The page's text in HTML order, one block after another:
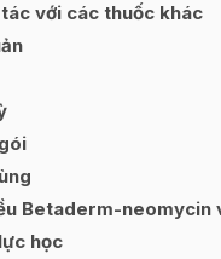
với các thuốc khác
Betaderm-neomycin
học